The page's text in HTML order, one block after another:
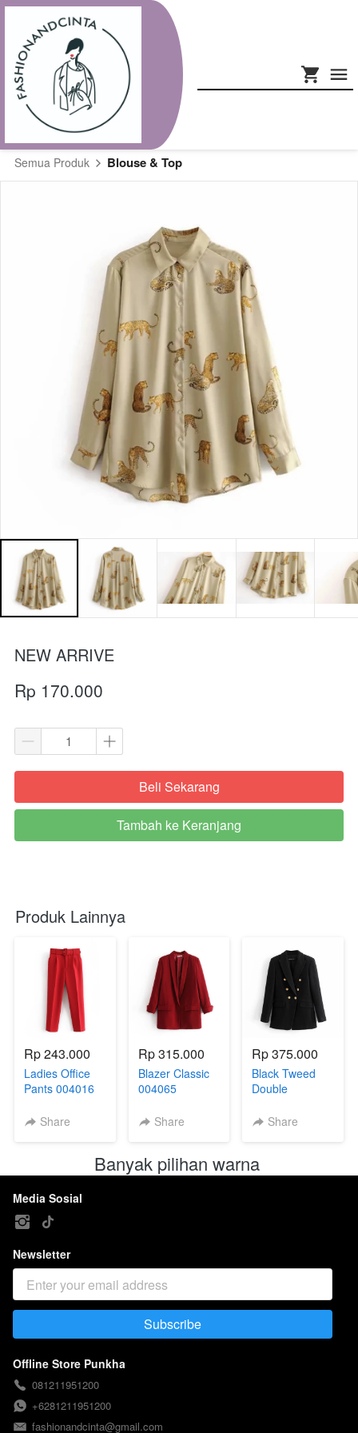
Semua Produk Blouse & Top
NEW ARRIVE
Rp 170.000
`Beli Sekarang
`
Tambah ke Keranjang
Produk Lainnya
Rp 243.000
Ladies Office
Pants 004016
Share
Rp 315.000
Blazer Classic
004065
Share
Rp 375.000
Black Tweed
Double
Formal 004199
Share
Banyak pilihan warna
Media Sosial
Newsletter
`
Subscribe
Offline Store Punkha
081211951200
+6281211951200
fashionandcinta@gmail.com